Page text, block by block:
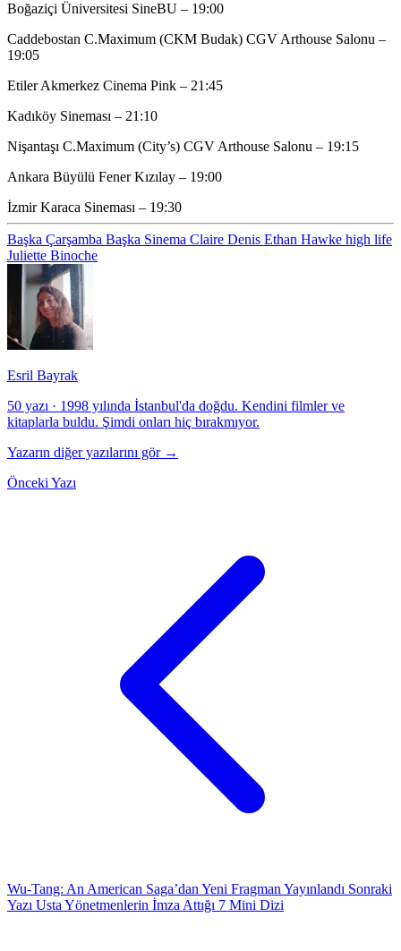
Boğaziçi Üniversitesi SineBU – 19:00
Caddebostan C.Maximum (CKM Budak) CGV Arthouse Salonu –
19:05
Etiler Akmerkez Cinema Pink – 21:45
Kadıköy Sineması – 21:10
Nişantaşı C.Maximum (City’s) CGV Arthouse Salonu – 19:15
Ankara Büyülü Fener Kızılay – 19:00
İzmir Karaca Sineması – 19:30
Başka Çarşamba Başka Sinema Claire Denis Ethan Hawke high life
Juliette Binoche
Esril Bayrak
50 yazı · 1998 yılında İstanbul'da doğdu. Kendini filmler ve
kitaplarla buldu. Şimdi onları hiç bırakmıyor.
Yazarın diğer yazılarını gör →
Önceki Yazı
Wu-Tang: An American Saga’dan Yeni Fragman Yayınlandı Sonraki
Yazı Usta Yönetmenlerin İmza Attığı 7 Mini Dizi